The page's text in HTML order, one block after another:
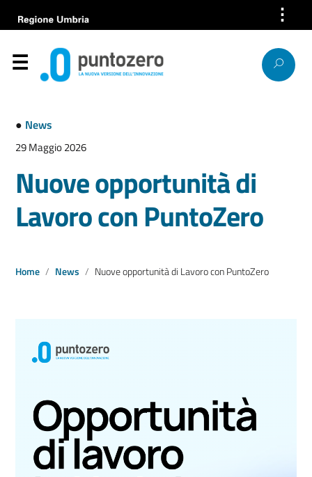
⋮
Azienda
Servizi
News
Progetti europei
● News
29 Maggio 2026
Nuove opportunità di
Lavoro con PuntoZero
Home News Nuove opportunità di Lavoro con PuntoZero